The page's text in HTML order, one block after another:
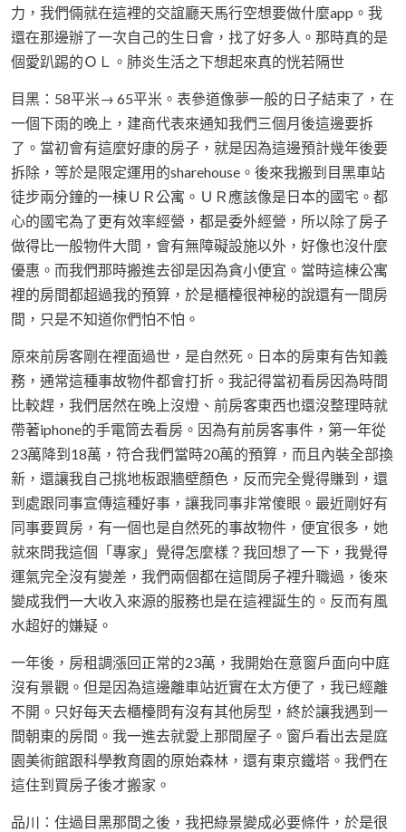
力，我們倆就在這裡的交誼廳天馬行空想要做什麼app。我
還在那邊辦了一次自己的生日會，找了好多人。那時真的是
個愛趴踢的ＯＬ。肺炎生活之下想起來真的恍若隔世
目黑：58平米→ 65平米。表參道像夢一般的日子結束了，在
一個下雨的晚上，建商代表來通知我們三個月後這邊要拆
了。當初會有這麼好康的房子，就是因為這邊預計幾年後要
拆除，等於是限定運用的sharehouse。後來我搬到目黑車站
徒步兩分鐘的一棟ＵＲ公寓。ＵＲ應該像是日本的國宅。都
心的國宅為了更有效率經營，都是委外經營，所以除了房子
做得比一般物件大間，會有無障礙設施以外，好像也沒什麼
優惠。而我們那時搬進去卻是因為貪小便宜。當時這棟公寓
裡的房間都超過我的預算，於是櫃檯很神秘的說還有一間房
間，只是不知道你們怕不怕。
原來前房客剛在裡面過世，是自然死。日本的房東有告知義
務，通常這種事故物件都會打折。我記得當初看房因為時間
比較趕，我們居然在晚上沒燈、前房客東西也還沒整理時就
帶著iphone的手電筒去看房。因為有前房客事件，第一年從
23萬降到18萬，符合我們當時20萬的預算，而且內裝全部換
新，還讓我自己挑地板跟牆壁顏色，反而完全覺得賺到，還
到處跟同事宣傳這種好事，讓我同事非常傻眼。最近剛好有
同事要買房，有一個也是自然死的事故物件，便宜很多，她
就來問我這個「專家」覺得怎麼樣？我回想了一下，我覺得
運氣完全沒有變差，我們兩個都在這間房子裡升職過，後來
變成我們一大收入來源的服務也是在這裡誕生的。反而有風
水超好的嫌疑。
一年後，房租調漲回正常的23萬，我開始在意窗戶面向中庭
沒有景觀。但是因為這邊離車站近實在太方便了，我已經離
不開。只好每天去櫃檯問有沒有其他房型，終於讓我遇到一
間朝東的房間。我一進去就愛上那間屋子。窗戶看出去是庭
園美術館跟科學教育園的原始森林，還有東京鐵塔。我們在
這住到買房子後才搬家。
品川：住過目黑那間之後，我把綠景變成必要條件，於是很